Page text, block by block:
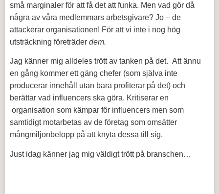
små marginaler för att få det att funka. Men vad gör då
några av våra medlemmars arbetsgivare? Jo – de
attackerar organisationen! För att vi inte i nog hög
utsträckning företräder dem.
Jag känner mig alldeles trött av tanken på det. Att ännu
en gång kommer ett gäng chefer (som själva inte
producerar innehåll utan bara profiterar på det) och
berättar vad influencers ska göra. Kritiserar en
organisation som kämpar för influencers men som
samtidigt motarbetas av de företag som omsätter
mångmiljonbelopp på att knyta dessa till sig.
Just idag känner jag mig väldigt trött på branschen…